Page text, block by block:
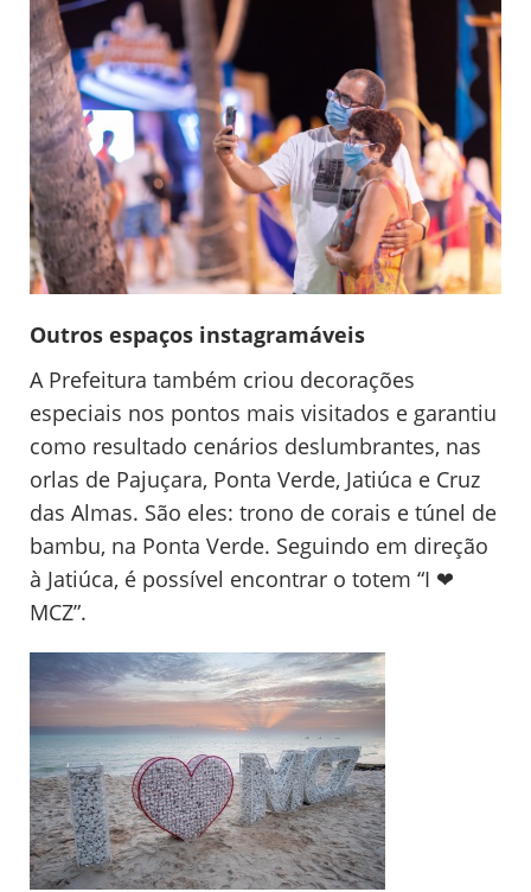
Outros espaços instagramáveis
A Prefeitura também criou decorações
especiais nos pontos mais visitados e garantiu
como resultado cenários deslumbrantes, nas
orlas de Pajuçara, Ponta Verde, Jatiúca e Cruz
das Almas. São eles: trono de corais e túnel de
bambu, na Ponta Verde. Seguindo em direção
à Jatiúca, é possível encontrar o totem “I ❤
MCZ”.